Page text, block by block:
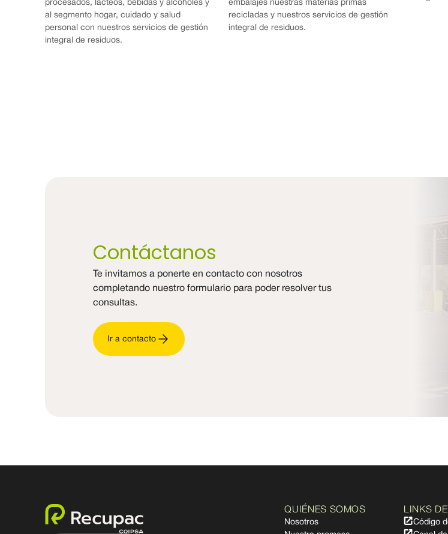
procesados, lácteos, bebidas y alcoholes y
al segmento hogar, cuidado y salud
personal con nuestros servicios de gestión
integral de residuos.
embalajes nuestras materias primas
recicladas y nuestros servicios de gestión
integral de residuos.
Contáctanos
Te invitamos a ponerte en contacto con nosotros
completando nuestro formulario para poder resolver tus
consultas.
Ir a contacto
QUIÉNES SOMOS
Nosotros
LINKS
Código